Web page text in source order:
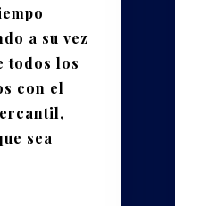
a su vez
todos los
con el
sea